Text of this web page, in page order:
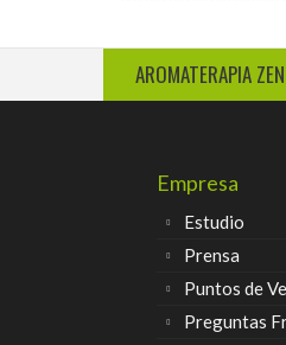
AROMATERAPIA ZEN
Empresa
Estudio
Prensa
Puntos de
Preguntas